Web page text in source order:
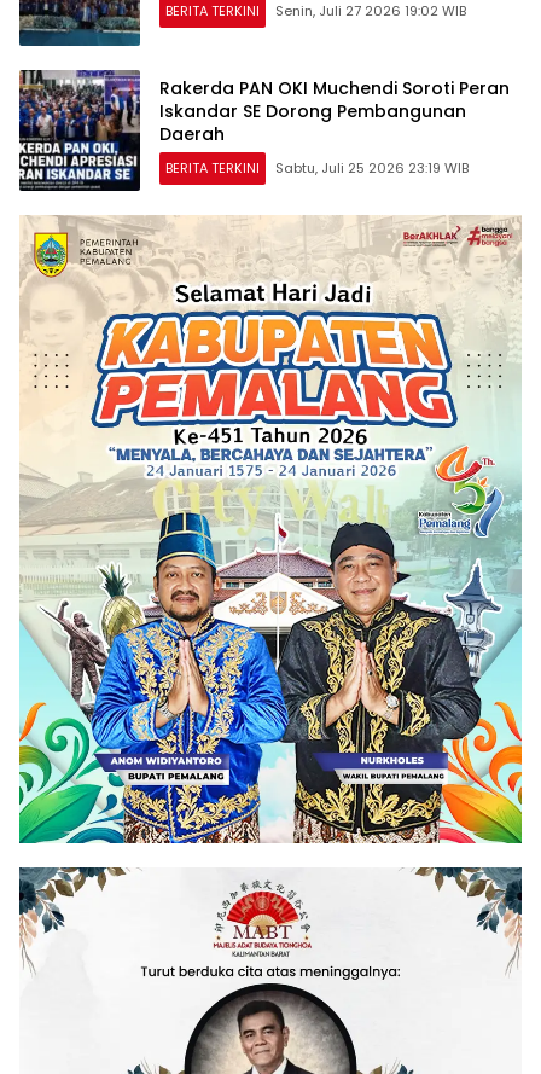
BERITA TERKINI Senin, Juli 27 2026 19:02 WIB
Rakerda PAN OKI Muchendi Soroti Peran
Iskandar SE Dorong Pembangunan
Daerah
BERITA TERKINI Sabtu, Juli 25 2026 23:19 WIB